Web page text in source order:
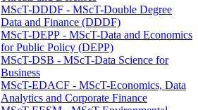
MScT-DDDF - MScT-Double Degree
Data and Finance (DDDF)
MScT-DEPP - MScT-Data and Economics
for Public Policy (DEPP)
MScT-DSB - MScT-Data Science for
Business
MScT-EDACF - MScT-Economics, Data
Analytics and Corporate Finance